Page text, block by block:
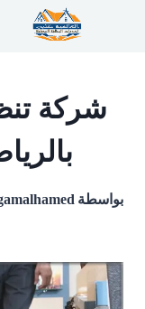
شركة
بالرياض |
بواسطة